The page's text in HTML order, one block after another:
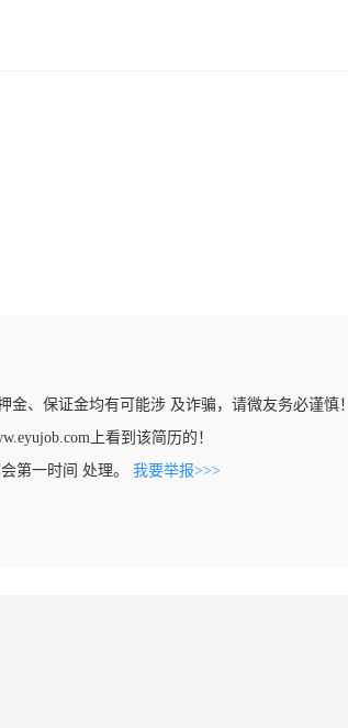
金、保证金均有可能涉 及诈骗，请微友务必谨慎！
上看到该简历的！
第一时间 处理。 我要举报>>>